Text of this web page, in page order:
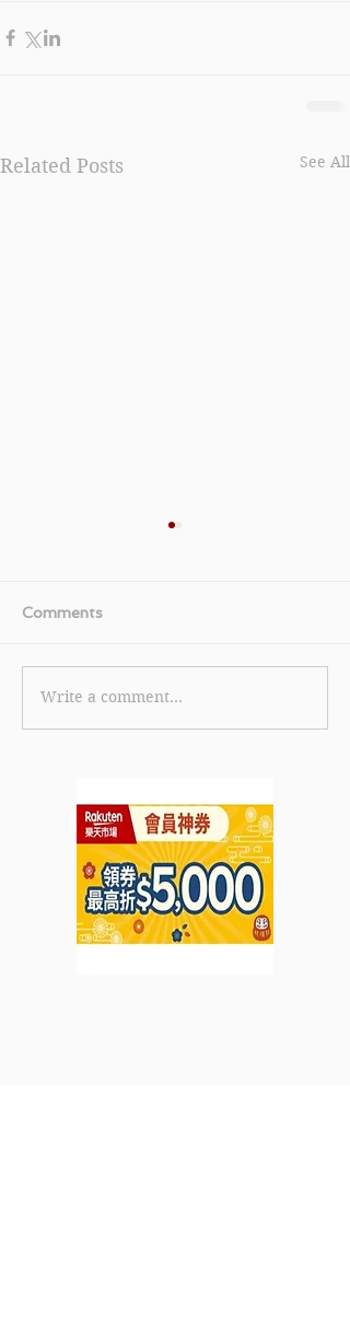
Related Posts See All
【DBS Loan貸款優惠】-
定額私人貸款優惠 實際年
2022年8月31日)
Comments
Write a comment...